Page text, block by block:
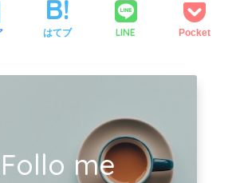
はてブ LINE Pocket
Follo me